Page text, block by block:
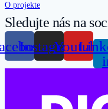
O projekte
Sledujte nás na
InstagramYoutube